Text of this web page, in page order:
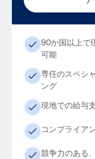
90か国以上で
可能
専任のスペシ
ング
現地での給与
コンプライア
競争力のある